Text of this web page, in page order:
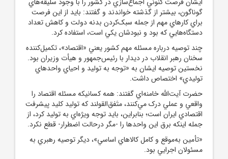
گوناگون، بيشتر از گذشته خواندند و گفتند: بايد از اين فرصت
براي کارهاي مهم از جمله سبک‌کردن بدنه دولت و کاهش تعداد
دستگاه‌هايي که بود و نبودشان يکي است، استفاده کرد.
چند توصيه درباره مسئله مهم کشور يعني «اقتصاد»، تکميل‌کننده
سخنان رهبر انقلاب در ديدار با رئيس‌جمهور و هيأت وزيران بود.
نخستين توصيه ايشان به «توجه به توليد و احياي واحدهاي
توليدي» اختصاص داشت.
حضرت آيت‌الله خامنه‌اي گفتند: همه کسانيکه مسئله اقتصاد را
واقعي و عملي درک مي‌کنند، متَفق‌القولند که توليد کليد پيشرفت
اقتصادي ايران است؛ بنابراين، بايد توجه ويژه‌اي به توليد کرد، از
جمله اينکه برق اين واحدها را -مگر درحالت اضطرار- قطع نکرد.
«تأمين به‌موقع و کامل کالاهاي اساسي»، ديگر توصيه رهبري به
مسئولان اجرايي بود.